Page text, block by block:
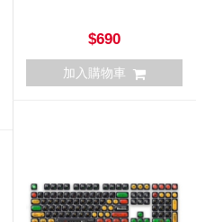
$690
加入購物車